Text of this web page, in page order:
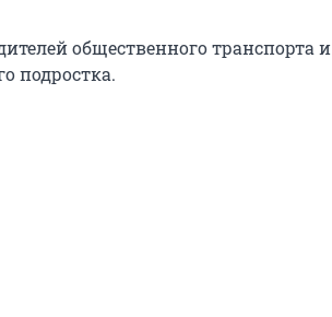
общественного транспорта и
подростка.